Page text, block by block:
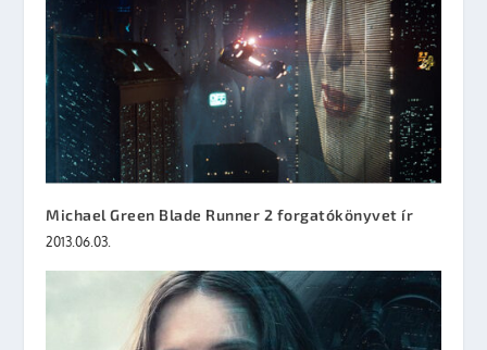
Michael Green Blade Runner 2 forgatókönyvet ír
2013.06.03.